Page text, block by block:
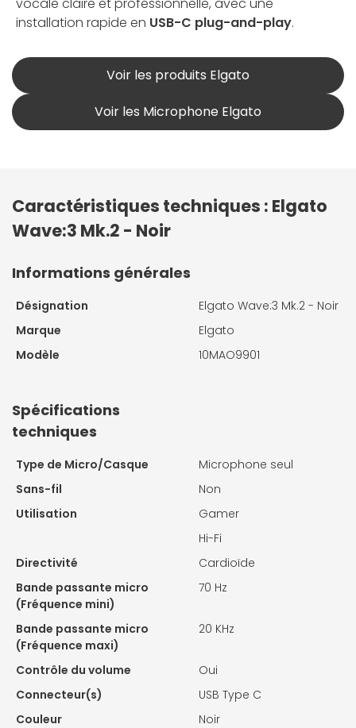
installation rapide en USB-C plug-and-play.
Voir les produits Elgato
Voir les Microphone Elgato
Caractéristiques techniques : Elgato
Wave:3 Mk.2 - Noir
Informations générales
Désignation
Elgato Wave:3 Mk.2 - Noir
Marque
Elgato
Modèle
10MAO9901
Spécifications
techniques
Type de Micro/Casque
Microphone seul
Sans-fil
Non
Utilisation
Gamer
Hi-Fi
Directivité
Cardioïde
Bande passante micro
(Fréquence mini)
70 Hz
Bande passante micro
(Fréquence maxi)
20 KHz
Contrôle du volume
Oui
Connecteur(s)
USB Type C
Couleur
Noir